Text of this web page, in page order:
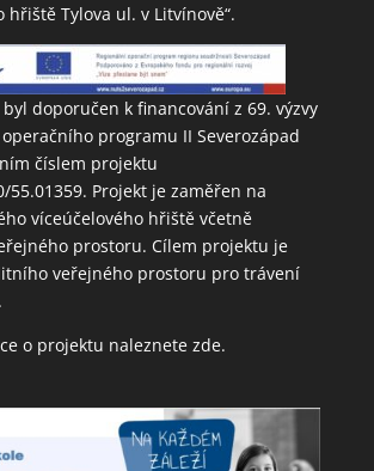
hřiště Tylova ul. v Litvínově“.
doporučen k financování z 69. výzvy
programu II Severozápad
číslem projektu
55.01359. Projekt je zaměřen na
víceúčelového hřiště včetně
prostoru. Cílem projektu je
veřejného prostoru pro trávení
o projektu naleznete zde.